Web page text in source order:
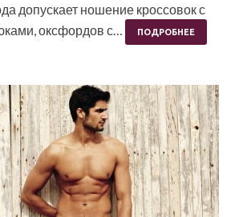
допускает ношение кроссовок с
оксфордов с…
ПОДРОБНЕЕ